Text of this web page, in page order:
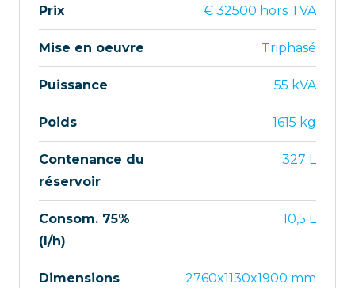
Prix € 32500 hors TVA
Mise en oeuvre Triphasé
Puissance 55 kVA
Poids 1615 kg
Contenance du
réservoir
327 L
Consom. 75%
(l/h)
10,5 L
Dimensions
2760x1130x1900 mm